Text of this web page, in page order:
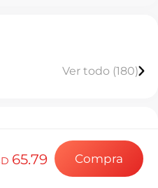
de su
a
Ver todo (180)
velocidad, luego
Válido por 31 días.
instalar una vez
65.79 Compra